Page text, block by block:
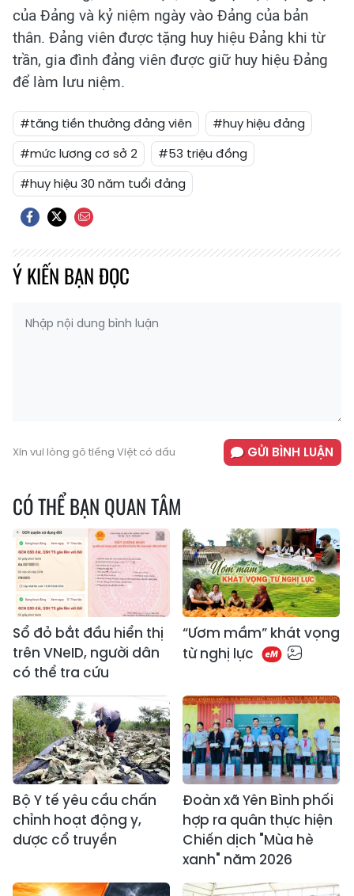
của Đảng và kỷ niệm ngày vào Đảng của bản
thân. Đảng viên được tặng huy hiệu Đảng khi từ
trần, gia đình đảng viên được giữ huy hiệu Đảng
để làm lưu niệm.
#tăng tiền thưởng đảng viên
#huy hiệu đảng
#mức lương cơ sở 2
#53 triệu đồng
#huy hiệu 30 năm tuổi đảng
Ý KIẾN BẠN ĐỌC
Xin vui lòng gõ tiếng Việt có dấu GỬI BÌNH LUẬN
CÓ THỂ BẠN QUAN TÂM
Sổ đỏ bắt đầu hiển thị
trên VNeID, người dân
có thể tra cứu
“Ươm mầm” khát vọng
từ nghị lực
Bộ Y tế yêu cầu chấn
chỉnh hoạt động y,
dược cổ truyền
Đoàn xã Yên Bình phối
hợp ra quân thực hiện
Chiến dịch "Mùa hè
xanh" năm 2026